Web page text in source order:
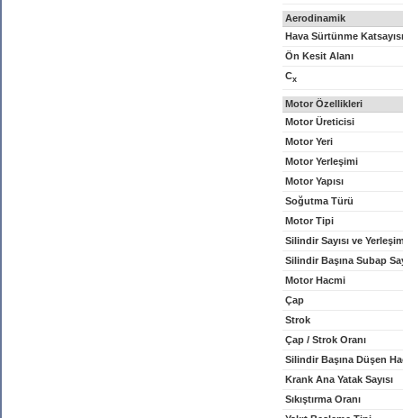
Aerodinamik
Hava Sürtünme Katsayısı
Ön Kesit Alanı
Cx
Motor Özellikleri
Motor Üreticisi
Motor Yeri
Motor Yerleşimi
Motor Yapısı
Soğutma Türü
Motor Tipi
Silindir Sayısı ve
Silindir Başına Subap
Motor Hacmi
Çap
Strok
Çap / Strok Oranı
Silindir Başına Düşen
Krank Ana Yatak Sayısı
Sıkıştırma Oranı